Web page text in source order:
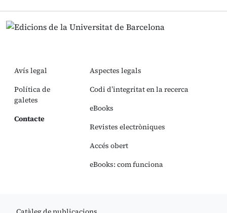
Avís legal
Política de
galetes
Contacte
Aspectes legals
Codi d’integritat en la recerca
eBooks
Revistes electròniques
Accés obert
eBooks: com funciona